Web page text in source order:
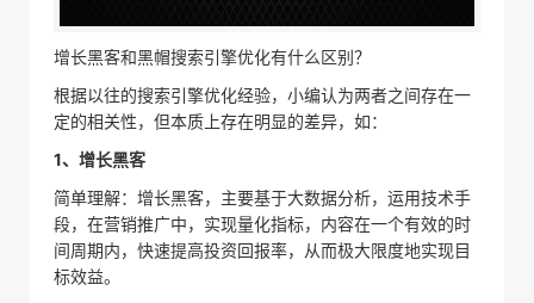
增长黑客和黑帽搜索引擎优化有什么区别？
根据以往的搜索引擎优化经验，小编认为两者之间存在一
定的相关性，但本质上存在明显的差异，如：
1、增长黑客
简单理解：增长黑客，主要基于大数据分析，运用技术手
段，在营销推广中，实现量化指标，内容在一个有效的时
间周期内，快速提高投资回报率，从而极大限度地实现目
标效益。